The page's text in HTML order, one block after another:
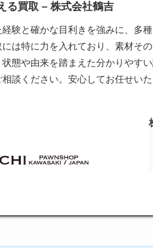
る買取 – 株式会社鶴吉
験と確かな目利きを強みに、多
は特に力を入れており、素材そ
態や由来を踏まえた分かりやす
談ください。安心してお任せい